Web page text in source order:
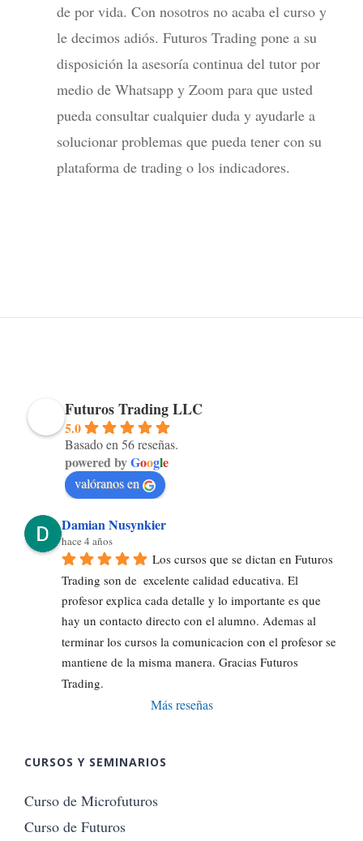
de por vida. Con nosotros no acaba el curso y
le decimos adiós. Futuros Trading pone a su
disposición la asesoría continua del tutor por
medio de Whatsapp y Zoom para que usted
pueda consultar cualquier duda y ayudarle a
solucionar problemas que pueda tener con su
plataforma de trading o los indicadores.
Futuros Trading LLC
5.0
Basado en 56 reseñas.
powered byGoogle
valóranos en
Damian Nusynkier
hace 4 años
Los cursos que se dictan en Futuros
Trading son de  excelente calidad educativa. El
profesor explica cada detalle y lo importante es que
hay un contacto directo con el alumno. Ademas al
terminar los cursos la comunicacion con el profesor se
mantiene de la misma manera. Gracias Futuros
Trading.
Más reseñas
CURSOS Y SEMINARIOS
Curso de Microfuturos
Curso de Futuros